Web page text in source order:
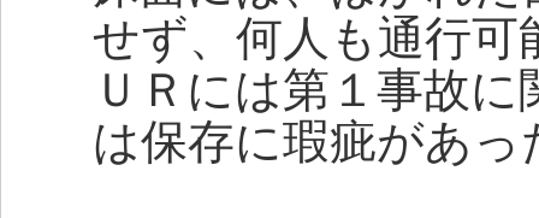
せず、何人も通行
ＵＲには第１事故
は保存に瑕疵があ